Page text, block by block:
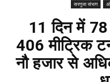
सरगुजा संभाग
11 दिन में
406 मीट्रिक
नौ हजार से